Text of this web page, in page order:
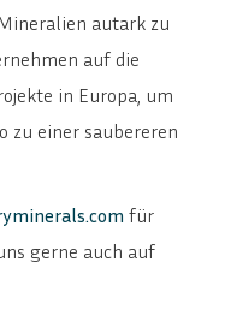
autark zu
auf die
in Europa, um
zu einer saubereren
für
gerne auch auf